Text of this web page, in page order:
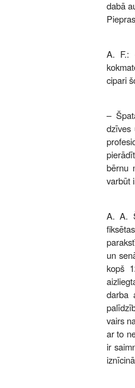
dabā
A. F.:
cipari
–
dzīves
bērnu
varbūt
A. A.
un
kopš
darba
vairs
ar to
ir